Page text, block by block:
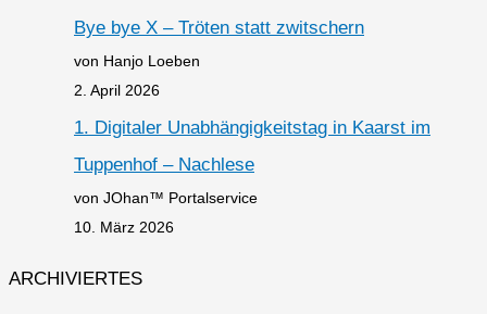
Bye bye X – Tröten statt zwitschern
von Hanjo Loeben
2. April 2026
1. Digitaler Unabhängigkeitstag in Kaarst im
Tuppenhof – Nachlese
von JOhan™ Portalservice
10. März 2026
ARCHIVIERTES